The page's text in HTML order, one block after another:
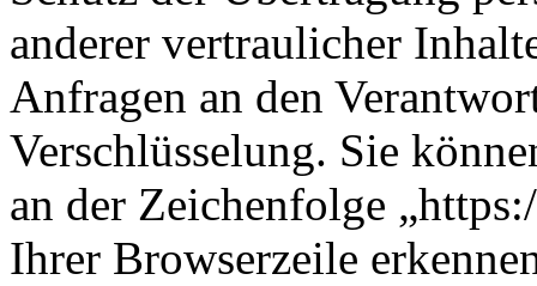
anderer vertraulicher
Anfragen an den
Verschlüsselung. Sie
an der Zeichenfolge
Ihrer Browserzeile